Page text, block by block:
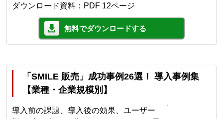
ダウンロード資料：PDF 12ページ
無料でダウンロードする
「SMILE 販売」成功事例26選！ 導入事例集
【業種・企業規模別】
導入前の課題、導入後の効果、ユーザー